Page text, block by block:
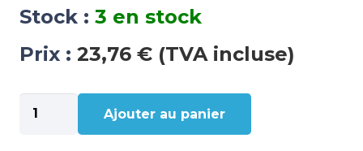
Stock : 3 en stock
Prix : 23,76 € (TVA incluse)
quantité
de
Ajouter au panier